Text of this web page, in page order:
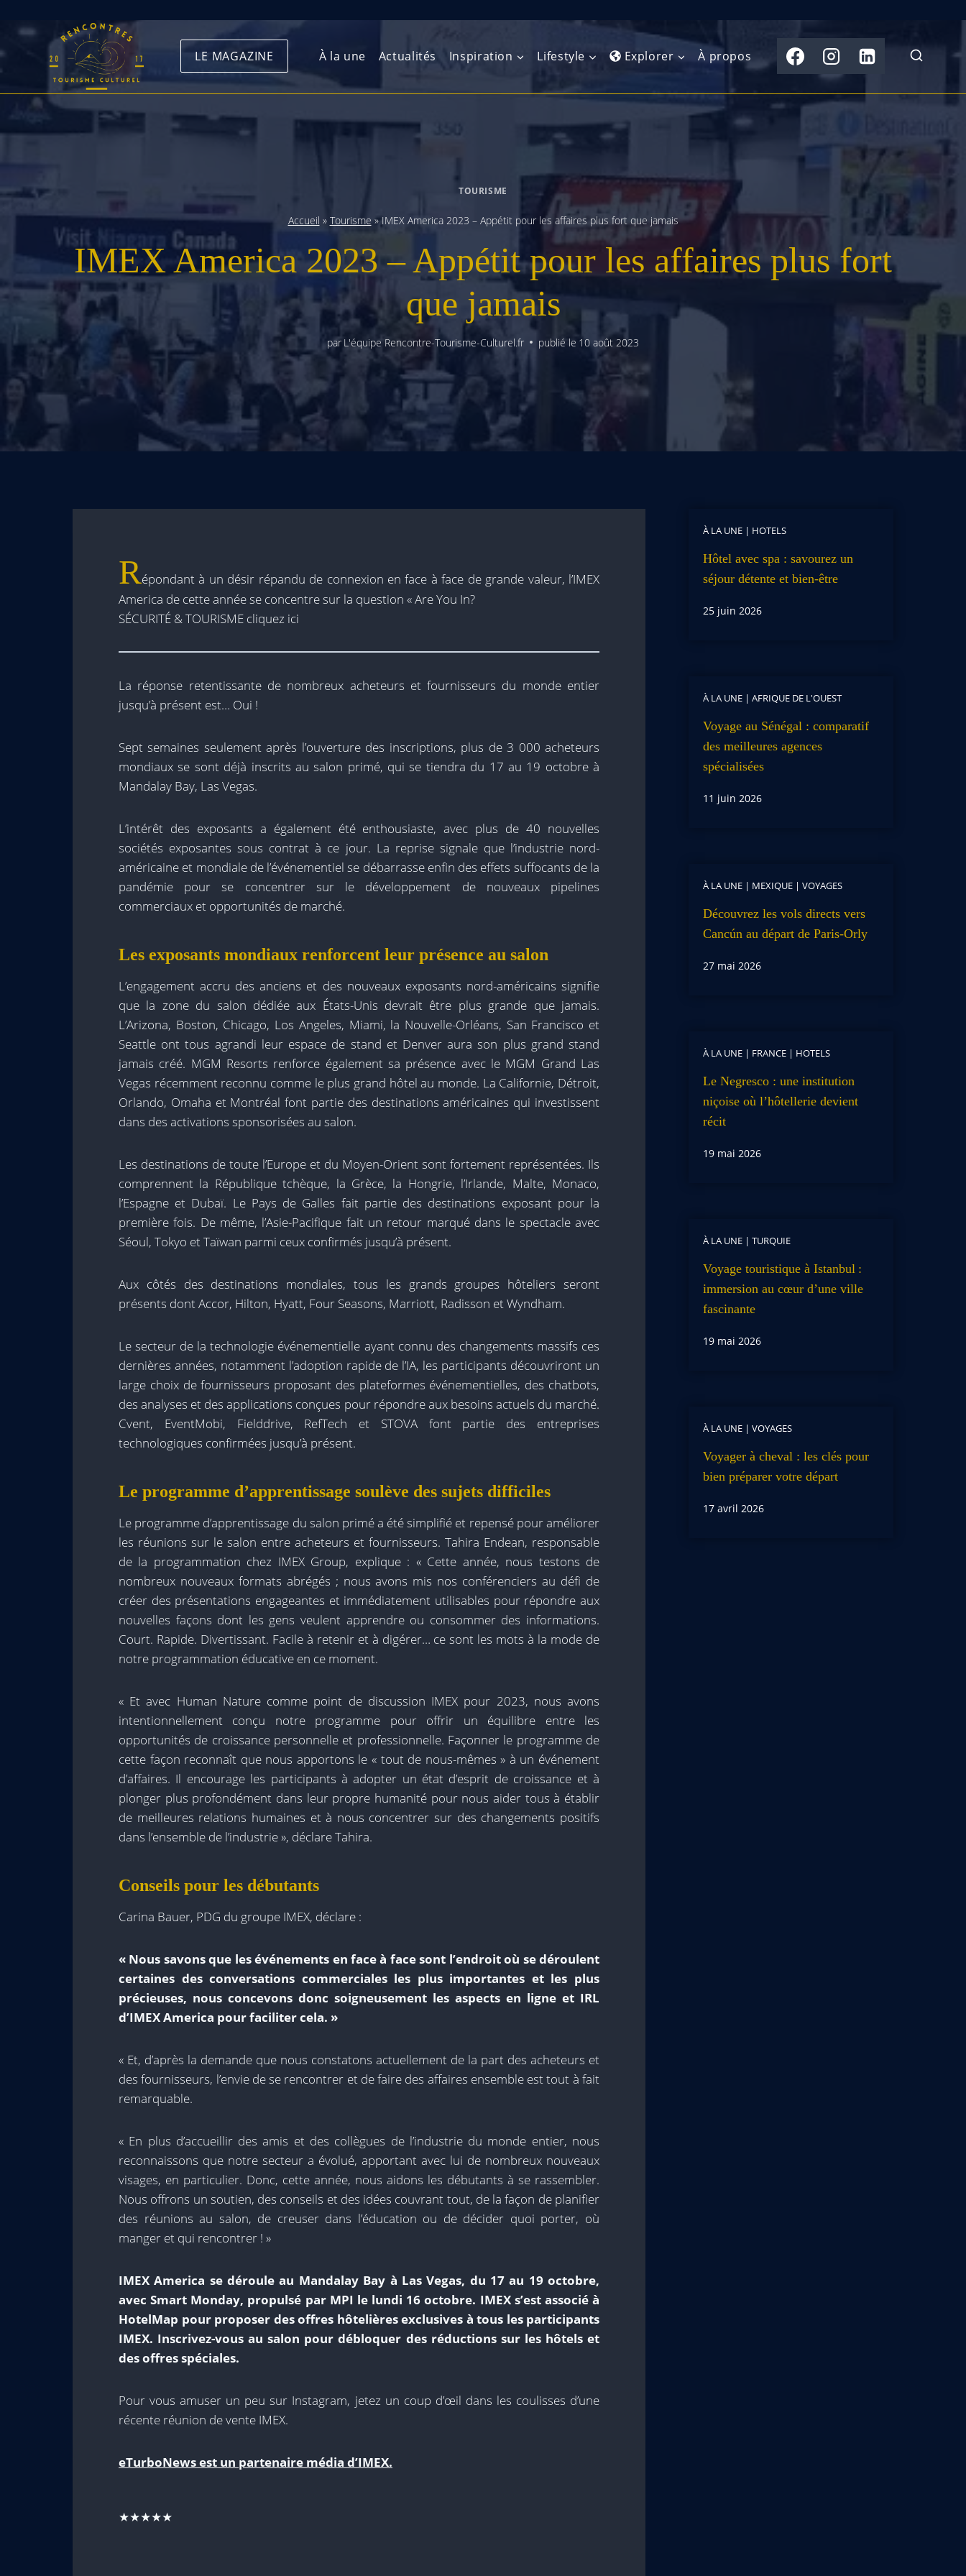
Skip
to
LE MAGAZINE À la une Actualités Inspiration Lifestyle Explorer
Europe de l’Ouest
Balkans
Amérique du Nord
Amérique centrale
Antilles et Caraïbes
Afrique du Nord
Afrique de l’Ouest
Afrique de l’Est
Afrique australe Asie du Sud-Est
Extrême-Orient
À propos
TOURISME
Accueil » Tourisme »IMEX America 2023 – Appétit pour les affaires plus fort que jamais
IMEX America 2023 – Appétit pour les affaires plus fort
que jamais
par L'équipe Rencontre-Tourisme-Culturel.fr publié le 10 août 2023
Répondant à un désir répandu de connexion en face à face de grande valeur, l’IMEX
America de cette année se concentre sur la question « Are You In?
SÉCURITÉ & TOURISME cliquez ici
La réponse retentissante de nombreux acheteurs et fournisseurs du monde entier
jusqu’à présent est… Oui !
Sept semaines seulement après l’ouverture des inscriptions, plus de 3 000 acheteurs
mondiaux se sont déjà inscrits au salon primé, qui se tiendra du 17 au 19 octobre à
Mandalay Bay, Las Vegas.
L’intérêt des exposants a également été enthousiaste, avec plus de 40 nouvelles
sociétés exposantes sous contrat à ce jour. La reprise signale que l’industrie nord-
américaine et mondiale de l’événementiel se débarrasse enfin des effets suffocants de la
pandémie pour se concentrer sur le développement de nouveaux pipelines
commerciaux et opportunités de marché.
Les exposants mondiaux renforcent leur présence au salon
L’engagement accru des anciens et des nouveaux exposants nord-américains signifie
que la zone du salon dédiée aux États-Unis devrait être plus grande que jamais.
L’Arizona, Boston, Chicago, Los Angeles, Miami, la Nouvelle-Orléans, San Francisco et
Seattle ont tous agrandi leur espace de stand et Denver aura son plus grand stand
jamais créé. MGM Resorts renforce également sa présence avec le MGM Grand Las
Vegas récemment reconnu comme le plus grand hôtel au monde. La Californie, Détroit,
Orlando, Omaha et Montréal font partie des destinations américaines qui investissent
dans des activations sponsorisées au salon.
Les destinations de toute l’Europe et du Moyen-Orient sont fortement représentées. Ils
comprennent la République tchèque, la Grèce, la Hongrie, l’Irlande, Malte, Monaco,
l’Espagne et Dubaï. Le Pays de Galles fait partie des destinations exposant pour la
première fois. De même, l’Asie-Pacifique fait un retour marqué dans le spectacle avec
Séoul, Tokyo et Taïwan parmi ceux confirmés jusqu’à présent.
Aux côtés des destinations mondiales, tous les grands groupes hôteliers seront
présents dont Accor, Hilton, Hyatt, Four Seasons, Marriott, Radisson et Wyndham.
Le secteur de la technologie événementielle ayant connu des changements massifs ces
dernières années, notamment l’adoption rapide de l’IA, les participants découvriront un
large choix de fournisseurs proposant des plateformes événementielles, des chatbots,
des analyses et des applications conçues pour répondre aux besoins actuels du marché.
Cvent, EventMobi, Fielddrive, RefTech et STOVA font partie des entreprises
technologiques confirmées jusqu’à présent.
Le programme d’apprentissage soulève des sujets difficiles
Le programme d’apprentissage du salon primé a été simplifié et repensé pour améliorer
les réunions sur le salon entre acheteurs et fournisseurs. Tahira Endean, responsable
de la programmation chez IMEX Group, explique : « Cette année, nous testons de
nombreux nouveaux formats abrégés ; nous avons mis nos conférenciers au défi de
créer des présentations engageantes et immédiatement utilisables pour répondre aux
nouvelles façons dont les gens veulent apprendre ou consommer des informations.
Court. Rapide. Divertissant. Facile à retenir et à digérer… ce sont les mots à la mode de
notre programmation éducative en ce moment.
« Et avec Human Nature comme point de discussion IMEX pour 2023, nous avons
intentionnellement conçu notre programme pour offrir un équilibre entre les
opportunités de croissance personnelle et professionnelle. Façonner le programme de
cette façon reconnaît que nous apportons le « tout de nous-mêmes » à un événement
d’affaires. Il encourage les participants à adopter un état d’esprit de croissance et à
plonger plus profondément dans leur propre humanité pour nous aider tous à établir
de meilleures relations humaines et à nous concentrer sur des changements positifs
dans l’ensemble de l’industrie », déclare Tahira.
Conseils pour les débutants
Carina Bauer, PDG du groupe IMEX, déclare :
« Nous savons que les événements en face à face sont l’endroit où se déroulent
certaines des conversations commerciales les plus importantes et les plus
précieuses, nous concevons donc soigneusement les aspects en ligne et IRL
d’IMEX America pour faciliter cela. »
« Et, d’après la demande que nous constatons actuellement de la part des acheteurs et
des fournisseurs, l’envie de se rencontrer et de faire des affaires ensemble est tout à fait
remarquable.
« En plus d’accueillir des amis et des collègues de l’industrie du monde entier, nous
reconnaissons que notre secteur a évolué, apportant avec lui de nombreux nouveaux
visages, en particulier. Donc, cette année, nous aidons les débutants à se rassembler.
Nous offrons un soutien, des conseils et des idées couvrant tout, de la façon de planifier
des réunions au salon, de creuser dans l’éducation ou de décider quoi porter, où
manger et qui rencontrer ! »
IMEX America se déroule au Mandalay Bay à Las Vegas, du 17 au 19 octobre,
avec Smart Monday, propulsé par MPI le lundi 16 octobre. IMEX s’est associé à
HotelMap pour proposer des offres hôtelières exclusives à tous les participants
IMEX. Inscrivez-vous au salon pour débloquer des réductions sur les hôtels et
des offres spéciales.
Pour vous amuser un peu sur Instagram, jetez un coup d’œil dans les coulisses d’une
récente réunion de vente IMEX.
eTurboNews est un partenaire média d’IMEX.
★★★★★
À LA UNE| HOTELS
Hôtel avec spa : savourez un
séjour détente et bien-être
25 juin 2026
À LA UNE| AFRIQUE DE L'OUEST
Voyage au Sénégal : comparatif
des meilleures agences
spécialisées
11 juin 2026
À LA UNE| MEXIQUE| VOYAGES
Découvrez les vols directs vers
Cancún au départ de Paris-Orly
27 mai 2026
À LA UNE| FRANCE| HOTELS
Le Negresco : une institution
niçoise où l’hôtellerie devient
récit
19 mai 2026
À LA UNE| TURQUIE
Voyage touristique à Istanbul :
immersion au cœur d’une ville
fascinante
19 mai 2026
À LA UNE| VOYAGES
Voyager à cheval : les clés pour
bien préparer votre départ
17 avril 2026